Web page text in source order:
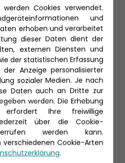
Nachname *
Cookies verwendet.
und
erhoben und verarbeitet
dieser Daten dient der
externen Diensten und
der statistischen Erfassung
Anzeige personalisierter
sozialer Medien. Je nach
Daten auch an Dritte zur
werden. Die Erhebung
erfordert Ihre freiwillige
über die Cookie-
werden kann.
verschiedenen Cookie-Arten
.